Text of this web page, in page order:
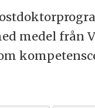
medel från